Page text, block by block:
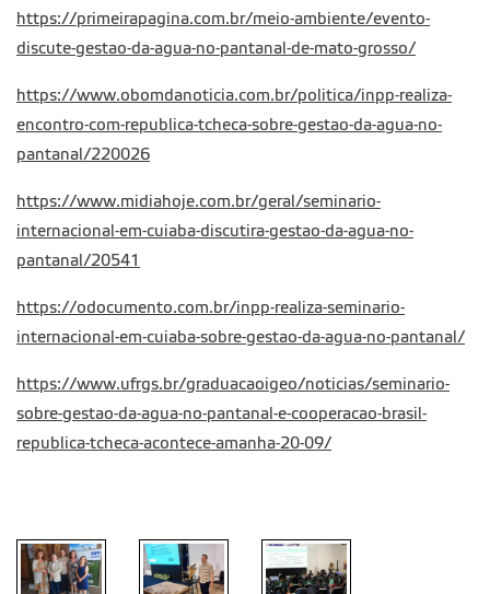
https://primeirapagina.com.br/meio-ambiente/evento-
discute-gestao-da-agua-no-pantanal-de-mato-grosso/
https://www.obomdanoticia.com.br/politica/inpp-realiza-
encontro-com-republica-tcheca-sobre-gestao-da-agua-no-
pantanal/220026
https://www.midiahoje.com.br/geral/seminario-
internacional-em-cuiaba-discutira-gestao-da-agua-no-
pantanal/20541
https://odocumento.com.br/inpp-realiza-seminario-
internacional-em-cuiaba-sobre-gestao-da-agua-no-pantanal/
https://www.ufrgs.br/graduacaoigeo/noticias/seminario-
sobre-gestao-da-agua-no-pantanal-e-cooperacao-brasil-
republica-tcheca-acontece-amanha-20-09/